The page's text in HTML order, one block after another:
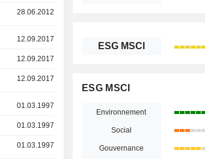
28.06.2012
12.09.2017
12.09.2017
12.09.2017
01.03.1997
01.03.1997
01.03.1997
ESG MSCI
ESG MSCI
Environnement
Social
Gouvernance